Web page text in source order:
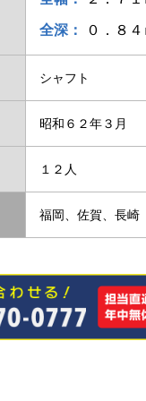
全深： ０．８
シャフト
昭和６２年３月
１２人
福岡、佐賀、長崎